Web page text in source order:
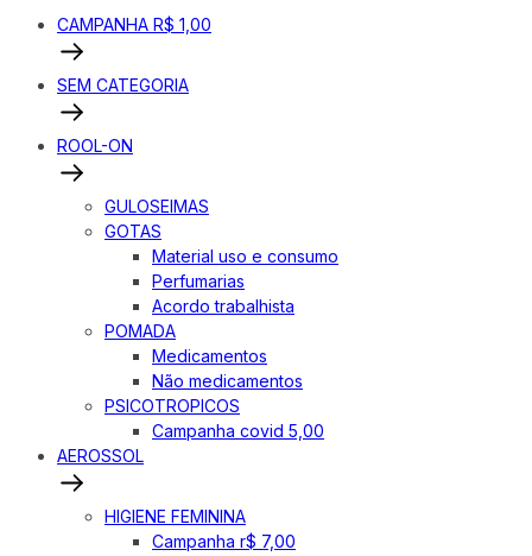
CAMPANHA R$ 1,00
SEM CATEGORIA
ROOL-ON
GULOSEIMAS
GOTAS
Material uso e consumo
Perfumarias
Acordo trabalhista
POMADA
Medicamentos
Não medicamentos
PSICOTROPICOS
Campanha covid 5,00
AEROSSOL
HIGIENE FEMININA
Campanha r$ 7,00